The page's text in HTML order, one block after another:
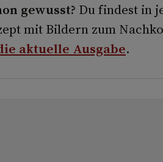
gewusst? Du findest in
mit Bildern zum
aktuelle Ausgabe.